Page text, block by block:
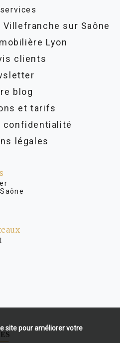
sur Saône
Lyon
clients
blog
et tarifs
confidentialité
légales
site pour améliorer votre